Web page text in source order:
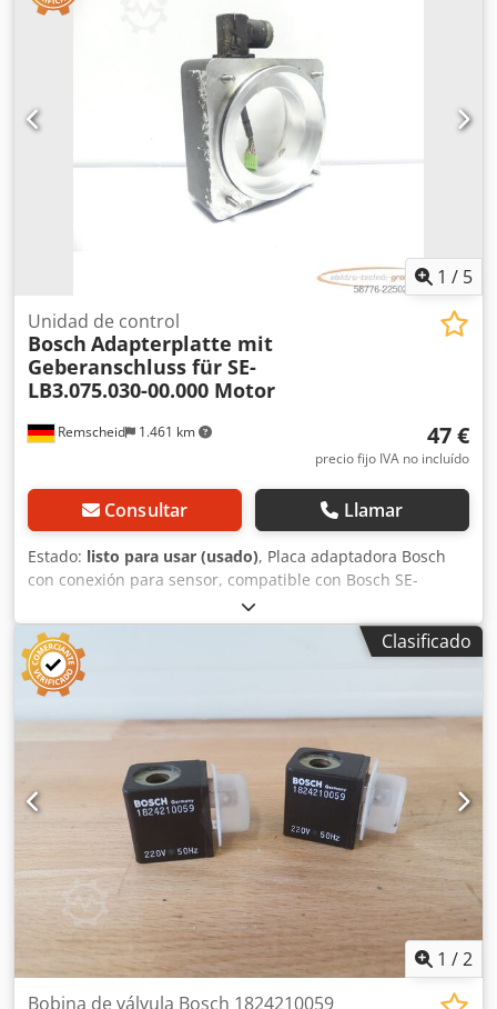
1 / 5
Remscheid 1.461 km
Unidad de control
Bosch Adapterplatte mit
Geberanschluss für SE-
LB3.075.030-00.000 Motor
47 €
precio fijo IVA no incluído
Consultar Llamar
Estado: listo para usar (usado), Placa adaptadora Bosch
con conexión para sensor, compatible con Bosch SE-
LB3.075.030-00.000 / Sensor rotatorio ERN 221.2133-1000.
Artículo usado, en buen estado de conservación, 100 %
funcional. El alcance del suministro se indica en las fotos.
Dkodpfjzr Dc Dex Afqor
Clasificado
1 /2
Bobina de válvula Bosch 1824210059